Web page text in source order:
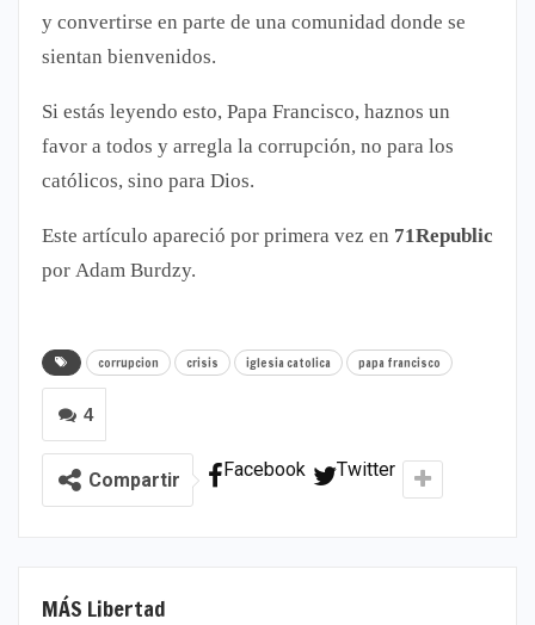
y convertirse en parte de una comunidad donde se
sientan bienvenidos.
Si estás leyendo esto, Papa Francisco, haznos un
favor a todos y arregla la corrupción, no para los
católicos, sino para Dios.
Este artículo apareció por primera vez en 71Republic
por Adam Burdzy.
corrupcion crisis iglesia catolica papa francisco
4
Compartir Facebook Twitter
MÁS Libertad